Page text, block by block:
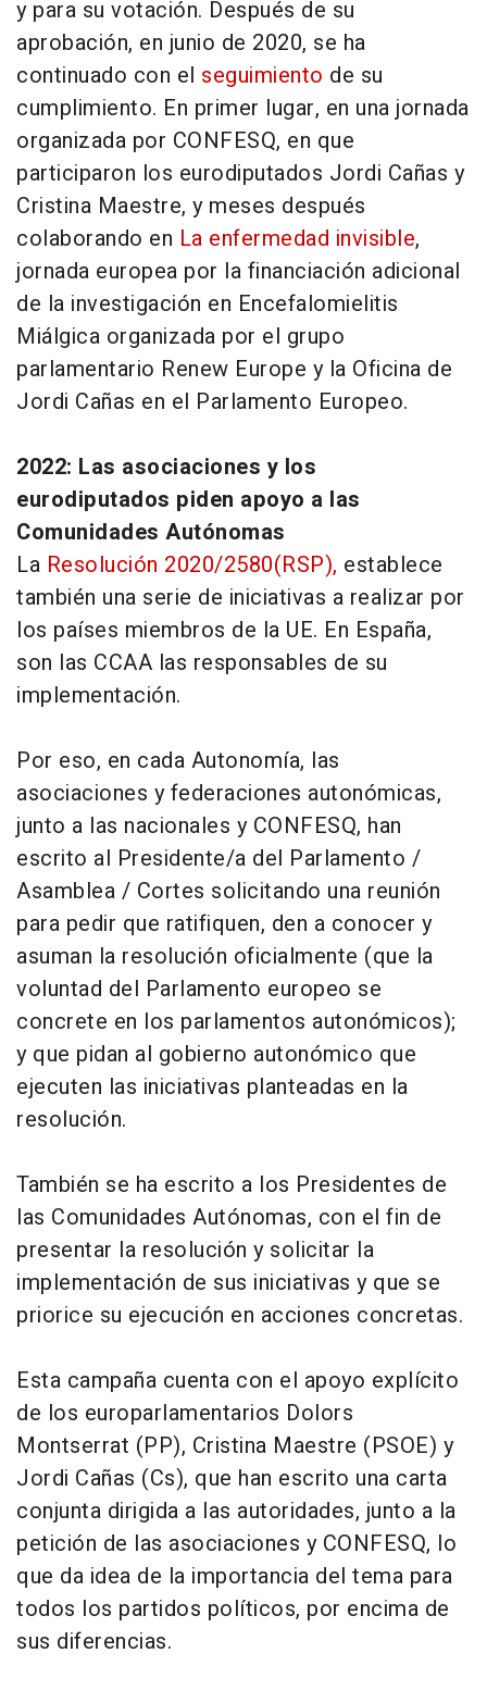
y para su votación. Después de su
aprobación, en junio de 2020, se ha
continuado con el seguimiento de su
cumplimiento. En primer lugar, en una jornada
organizada por CONFESQ, en que
participaron los eurodiputados Jordi Cañas y
Cristina Maestre, y meses después
colaborando en La enfermedad invisible,
jornada europea por la financiación adicional
de la investigación en Encefalomielitis
Miálgica organizada por el grupo
parlamentario Renew Europe y la Oficina de
Jordi Cañas en el Parlamento Europeo.
2022: Las asociaciones y los
eurodiputados piden apoyo a las
Comunidades Autónomas
La Resolución 2020/2580(RSP), establece
también una serie de iniciativas a realizar por
los países miembros de la UE. En España,
son las CCAA las responsables de su
implementación.
Por eso, en cada Autonomía, las
asociaciones y federaciones autonómicas,
junto a las nacionales y CONFESQ, han
escrito al Presidente/a del Parlamento /
Asamblea / Cortes solicitando una reunión
para pedir que ratifiquen, den a conocer y
asuman la resolución oficialmente (que la
voluntad del Parlamento europeo se
concrete en los parlamentos autonómicos);
y que pidan al gobierno autonómico que
ejecuten las iniciativas planteadas en la
resolución.
También se ha escrito a los Presidentes de
las Comunidades Autónomas, con el fin de
presentar la resolución y solicitar la
implementación de sus iniciativas y que se
priorice su ejecución en acciones concretas.
Esta campaña cuenta con el apoyo explícito
de los europarlamentarios Dolors
Montserrat (PP), Cristina Maestre (PSOE) y
Jordi Cañas (Cs), que han escrito una carta
conjunta dirigida a las autoridades, junto a la
petición de las asociaciones y CONFESQ, lo
que da idea de la importancia del tema para
todos los partidos políticos, por encima de
sus diferencias.